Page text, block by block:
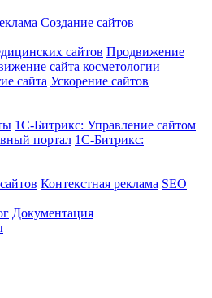
Создание сайтов
сайтов Продвижение
сайта косметологии
сайта Ускорение сайтов
1С-Битрикс: Управление сайтом
портал 1С-Битрикс:
Контекстная реклама SEO
Документация